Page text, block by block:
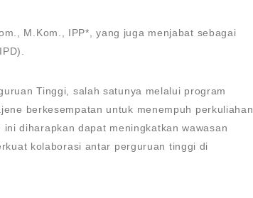
M.Kom., IPP*, yang juga menjabat sebagai
Tinggi, salah satunya melalui program
berkesempatan untuk menempuh perkuliahan
diharapkan dapat meningkatkan wawasan
kolaborasi antar perguruan tinggi di